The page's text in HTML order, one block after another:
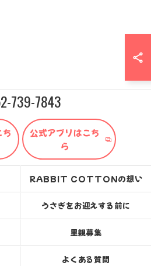
739-7843
公式アプリはこち
ら
RABBIT COTTONの想い
うさぎをお迎えする前に
里親募集
よくある質問